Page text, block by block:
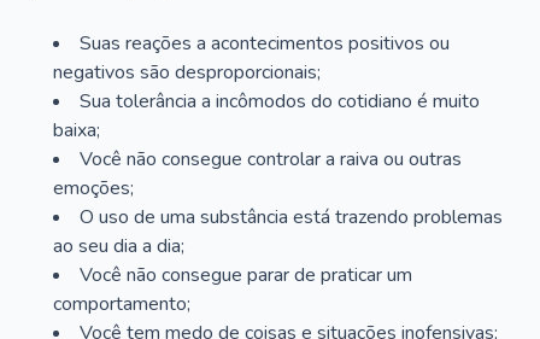
Suas reações a acontecimentos positivos ou
negativos são desproporcionais;
Sua tolerância a incômodos do cotidiano é muito
baixa;
Você não consegue controlar a raiva ou outras
emoções;
O uso de uma substância está trazendo problemas
ao seu dia a dia;
Você não consegue parar de praticar um
comportamento;
Você tem medo de coisas e situações inofensivas;